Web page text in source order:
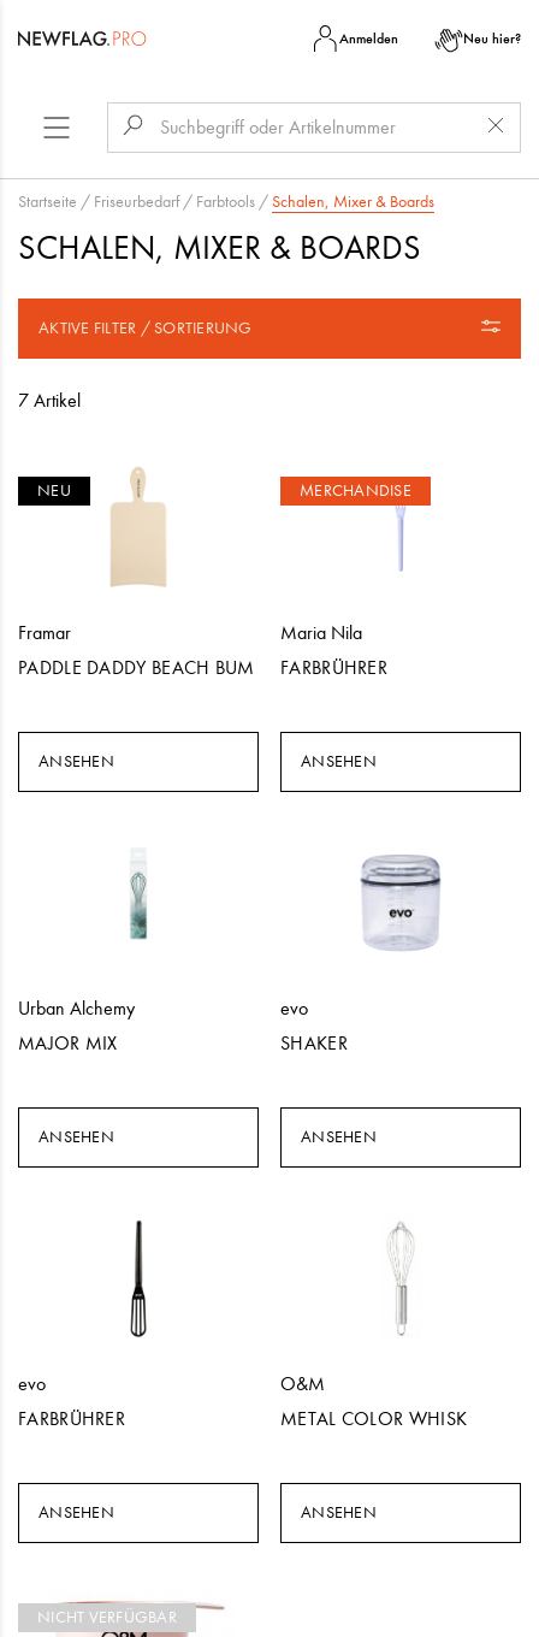
Anmelden Neu hier?
Startseite / Friseurbedarf / Farbtools /Schalen, Mixer & Boards
SCHALEN, MIXER & BOARDS
AKTIVE FILTER / SORTIERUNG
7 Artikel
NEU
Framar
PADDLE DADDY BEACH BUM
ANSEHEN
MERCHANDISE
Maria Nila
FARBRÜHRER
ANSEHEN
Urban Alchemy
MAJOR MIX
ANSEHEN
evo
SHAKER
ANSEHEN
evo
FARBRÜHRER
ANSEHEN
O&M
METAL COLOR WHISK
ANSEHEN
NICHT VERFÜGBAR